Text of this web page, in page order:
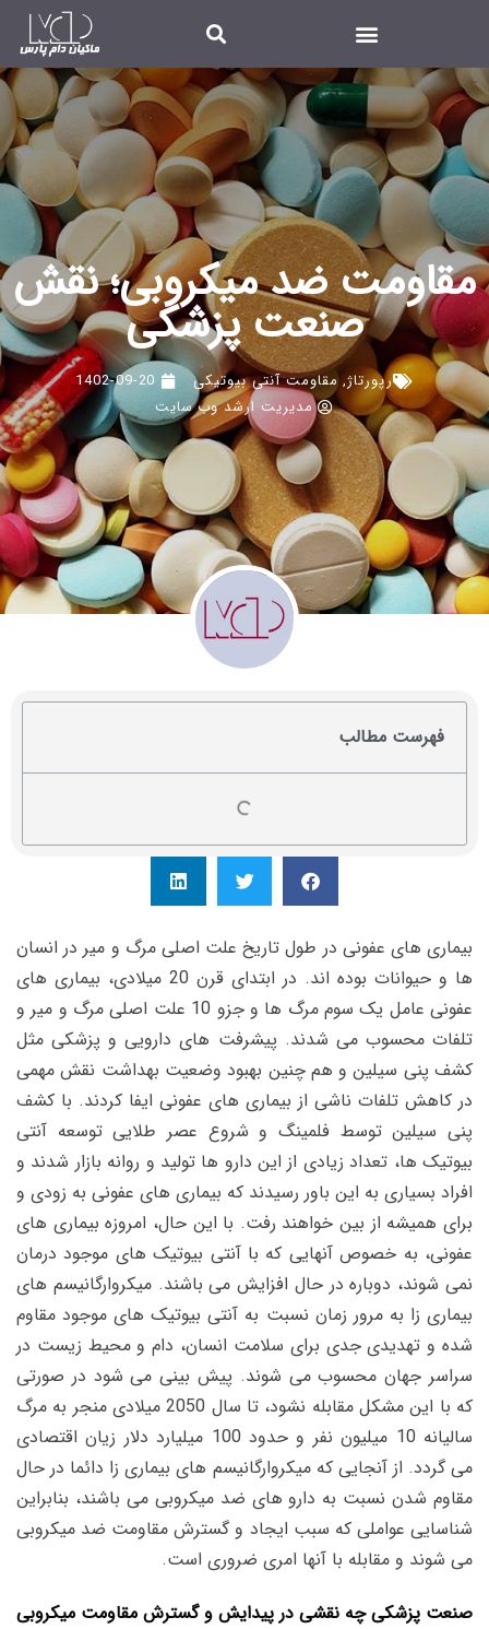
مقاومت ضد میکروبی؛ نقش
صنعت پزشکی
رپورتاژ,مقاومت آنتی بیوتیکی
1402-09-20
مدیریت ارشد وب سایت
فهرست مطالب
بیماری های عفونی در طول تاریخ علت اصلی مرگ و میر در انسان
ها و حیوانات بوده اند. در ابتدای قرن 20 میلادی، بیماری های
عفونی عامل یک سوم مرگ ها و جزو 10 علت اصلی مرگ و میر و
تلفات محسوب می شدند. پیشرفت های دارویی و پزشکی مثل
کشف پنی سیلین و هم چنین بهبود وضعیت بهداشت نقش مهمی
در کاهش تلفات ناشی از بیماری های عفونی ایفا کردند. با کشف
پنی سیلین توسط فلمینگ و شروع عصر طلایی توسعه آنتی
بیوتیک ها، تعداد زیادی از این دارو ها تولید و روانه بازار شدند و
افراد بسیاری به این باور رسیدند که بیماری های عفونی به زودی و
برای همیشه از بین خواهند رفت. با این حال، امروزه بیماری های
عفونی، به خصوص آنهایی که با آنتی بیوتیک های موجود درمان
نمی شوند، دوباره در حال افزایش می باشند. میکروارگانیسم های
بیماری زا به مرور زمان نسبت به آنتی بیوتیک های موجود مقاوم
شده و تهدیدی جدی برای سلامت انسان، دام و محیط زیست در
سراسر جهان محسوب می شوند. پیش بینی می شود در صورتی
که با این مشکل مقابله نشود، تا سال 2050 میلادی منجر به مرگ
سالیانه 10 میلیون نفر و حدود 100 میلیارد دلار زیان اقتصادی
می گردد. از آنجایی که میکروارگانیسم های بیماری زا دائما در حال
مقاوم شدن نسبت به دارو های ضد میکروبی می باشند، بنابراین
شناسایی عواملی که سبب ایجاد و گسترش مقاومت ضد میکروبی
می شوند و مقابله با آنها امری ضروری است.
صنعت پزشکی چه نقشی در پیدایش و گسترش مقاومت میکروبی